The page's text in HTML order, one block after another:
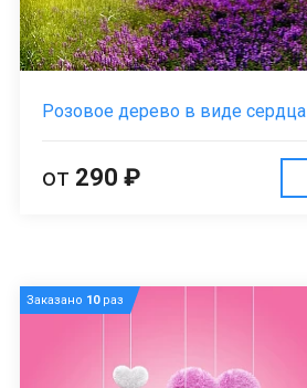
Розовое дерево в виде сердца
от 290 ₽
Заказано 10раз